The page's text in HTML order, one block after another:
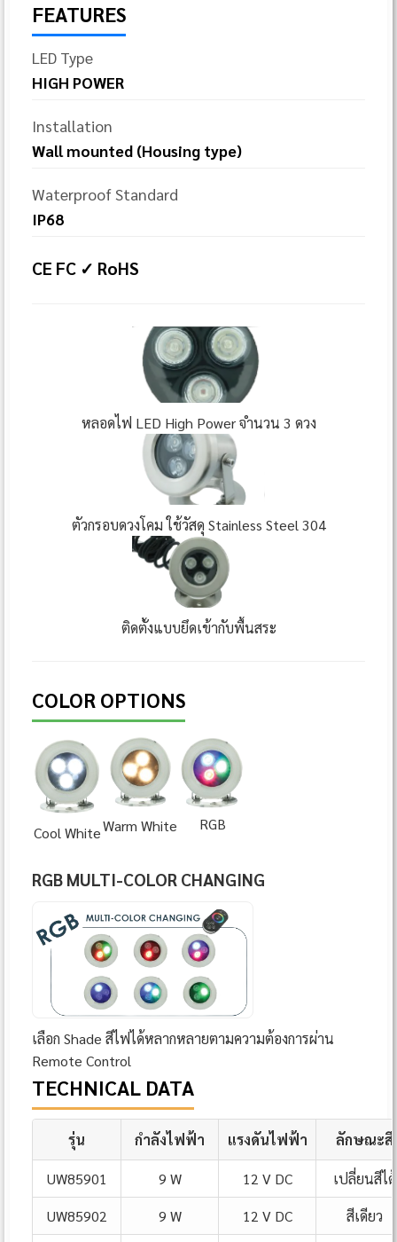
FEATURES
LED Type
HIGH POWER
Installation
Wall mounted (Housing type)
Waterproof Standard
IP68
CE FC ✓ RoHS
หลอดไฟ LED High Power จำนวน 3 ดวง
ตัวกรอบดวงโคม ใช้วัสดุ Stainless Steel 304
ติดตั้งแบบยึดเข้ากับพื้นสระ
COLOR OPTIONS
Cool WhiteWarm White RGB
RGB MULTI-COLOR CHANGING
เลือก Shade สีไฟได้หลากหลายตามความต้องการผ่าน
Remote Control
TECHNICAL DATA
รุ่น กำลังไฟฟ้า แรงดันไฟฟ้า ลักษณะสี
UW85901 9 W 12 V DC
เปลี่ยนสีได้
UW85902
9 W 12 V DC
สีเดียว